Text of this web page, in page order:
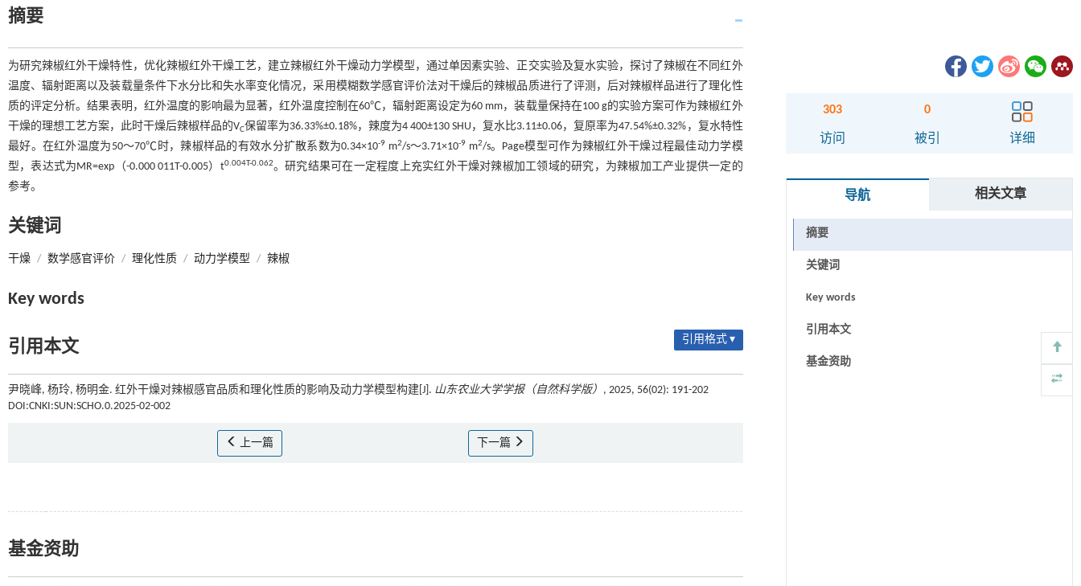
摘要
为研究辣椒红外干燥特性，优化辣椒红外干燥工艺，建立辣椒红外干燥动力学模型，通过单因素实验、正交实验及复水实验，探讨了辣椒在不同红外
温度、辐射距离以及装载量条件下水分比和失水率变化情况，采用模糊数学感官评价法对干燥后的辣椒品质进行了评测，后对辣椒样品进行了理化性
质的评定分析。结果表明，红外温度的影响最为显著，红外温度控制在60℃，辐射距离设定为60 mm，装载量保持在100 g的实验方案可作为辣椒红外
干燥的理想工艺方案，此时干燥后辣椒样品的VC保留率为36.33%±0.18%，辣度为4 400±130 SHU，复水比3.11±0.06，复原率为47.54%±0.32%，复水特性
最好。在红外温度为50～70℃时，辣椒样品的有效水分扩散系数为0.34×10-9 m2/s～3.71×10-9 m2/s。Page模型可作为辣椒红外干燥过程最佳动力学模
型，表达式为MR=exp（-0.000 011T-0.005）t0.004T-0.062。研究结果可在一定程度上充实红外干燥对辣椒加工领域的研究，为辣椒加工产业提供一定的
参考。
关键词
干燥 / 数学感官评价 / 理化性质 / 动力学模型 / 辣椒
Key words
引用本文 引用格式 ▾
尹晓峰, 杨玲, 杨明金. 红外干燥对辣椒感官品质和理化性质的影响及动力学模型构建[J]. 山东农业大学学报（自然科学版） , 2025, 56(02): 191-202
DOI:CNKI:SUN:SCHO.0.2025-02-002
上一篇 下一篇
基金资助
303
访问
0
被引 详细
导航 相关文章
摘要
关键词
Key words
引用本文
基金资助